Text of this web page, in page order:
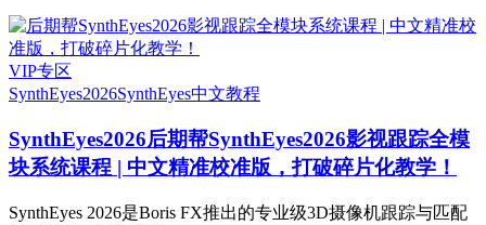
VIP专区
SynthEyes2026SynthEyes中文教程
SynthEyes2026后期帮SynthEyes2026影视跟踪全模
块系统课程 | 中文精准校准版，打破碎片化教学！
SynthEyes 2026是Boris FX推出的专业级3D摄像机跟踪与匹配